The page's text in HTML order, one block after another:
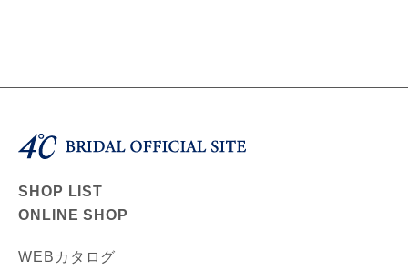
SHOP LIST
ONLINE SHOP
WEBカタログ